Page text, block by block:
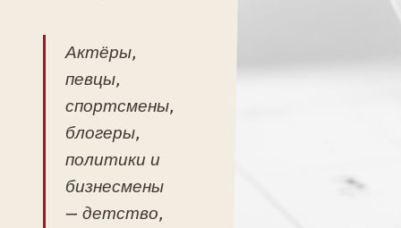
Актёры,
певцы,
спортсмены,
блогеры,
политики и
бизнесмены
— детство,